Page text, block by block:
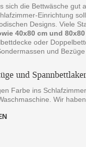
sich die Bettwäsche gut
Einrichtung
Designs. Viele
40x80 cm und
oder
und
und
Farbe ins
Wir